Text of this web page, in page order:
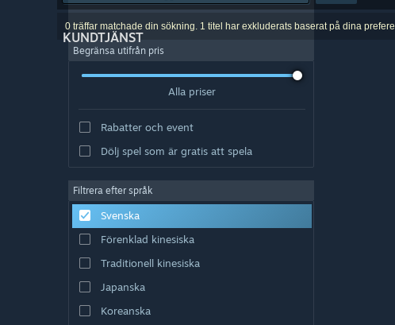
KUNDTJÄNST
0 träffar matchade din sökning. 1 titel har exkluderats baserat på dina
Begränsa utifrån pris
Alla priser
Rabatter och event
Dölj spel som är gratis att spela
Filtrera efter språk
Svenska
Förenklad kinesiska
Traditionell kinesiska
Japanska
Koreanska